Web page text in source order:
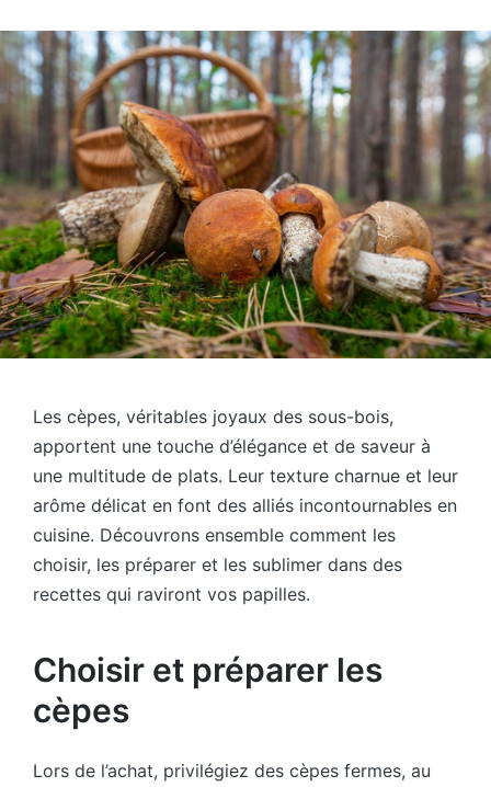
Les cèpes, véritables joyaux des sous-bois,
apportent une touche d’élégance et de saveur à
une multitude de plats. Leur texture charnue et leur
arôme délicat en font des alliés incontournables en
cuisine. Découvrons ensemble comment les
choisir, les préparer et les sublimer dans des
recettes qui raviront vos papilles.
Choisir et préparer les
cèpes
Lors de l’achat, privilégiez des cèpes fermes, au